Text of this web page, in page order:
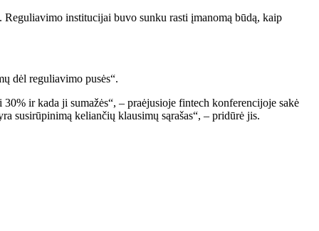
institucijai buvo sunku rasti įmanomą būdą, kaip
dėl reguliavimo pusės“.
ir kada ji sumažės“, – praėjusioje fintech konferencijoje sakė
susirūpinimą keliančių klausimų sąrašas“, – pridūrė jis.